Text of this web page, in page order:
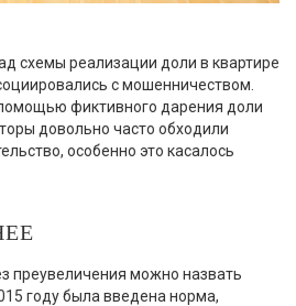
схемы реализации доли в квартире
с мошенничеством.
фиктивного дарения доли
довольно часто обходили
особенно это касалось
преувеличения можно назвать
году была введена норма,